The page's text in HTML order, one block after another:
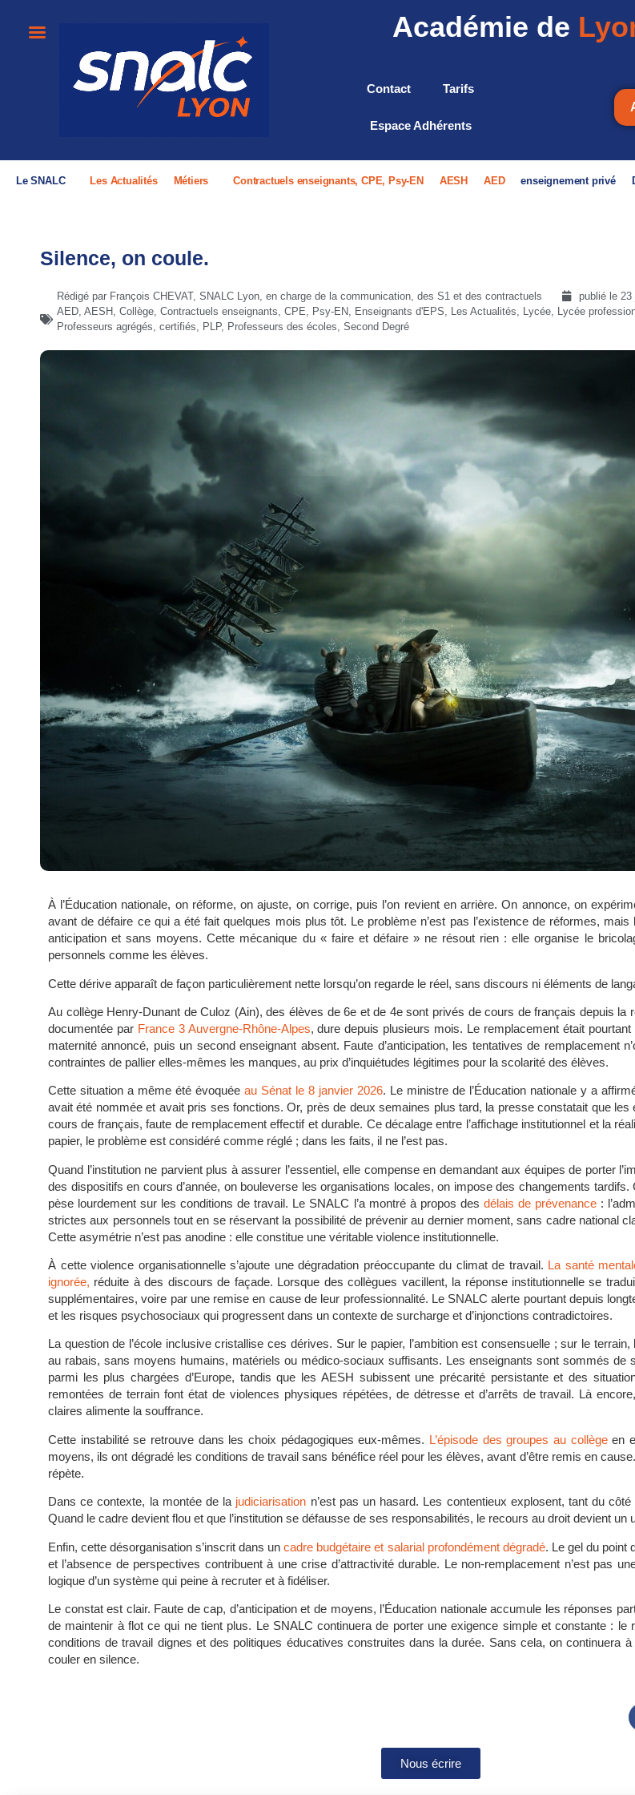
Académie de
Contact Tarifs
Espace Adhérents
Le SNALC Les Actualités Métiers Contractuels enseignants, CPE, Psy-EN AESH AED enseignement privé
Silence, on coule.
Rédigé par François CHEVAT, SNALC Lyon, en charge de la communication, des S1 et des contractuels publié le 23
AED, AESH , Collège, Contractuels enseignants, CPE, Psy-EN, Enseignants d'EPS, Les Actualités, Lycée, Lycée
Professeurs agrégés, certifiés, PLP, Professeurs des écoles, Second Degré
À l’Éducation nationale, on réforme, on ajuste, on corrige, puis l’on revient en arrière. On annonce, on
avant de défaire ce qui a été fait quelques mois plus tôt. Le problème n’est pas l’existence de réformes,
anticipation et sans moyens. Cette mécanique du « faire et défaire » ne résout rien : elle organise le
personnels comme les élèves.
Cette dérive apparaît de façon particulièrement nette lorsqu’on regarde le réel, sans discours ni éléments de
Au collège Henry-Dunant de Culoz (Ain), des élèves de 6e et de 4e sont privés de cours de français depuis la
documentée par France 3 Auvergne-Rhône-Alpes, dure depuis plusieurs mois. Le remplacement était
maternité annoncé, puis un second enseignant absent. Faute d’anticipation, les tentatives de remplacement
contraintes de pallier elles-mêmes les manques, au prix d’inquiétudes légitimes pour la scolarité des élèves.
Cette situation a même été évoquéeau Sénat le 8 janvier 2026. Le ministre de l’Éducation nationale y a
avait été nommée et avait pris ses fonctions. Or, près de deux semaines plus tard, la presse constatait que
cours de français, faute de remplacement effectif et durable. Ce décalage entre l’affichage institutionnel et la
papier, le problème est considéré comme réglé ; dans les faits, il ne l’est pas.
Quand l’institution ne parvient plus à assurer l’essentiel, elle compense en demandant aux équipes de porter
des dispositifs en cours d’année, on bouleverse les organisations locales, on impose des changements tardifs.
pèse lourdement sur les conditions de travail. Le SNALC l’a montré à propos des délais de prévenance:
strictes aux personnels tout en se réservant la possibilité de prévenir au dernier moment, sans cadre national
Cette asymétrie n’est pas anodine : elle constitue une véritable violence institutionnelle.
À cette violence organisationnelle s’ajoute une dégradation préoccupante du climat de travail. La santé
ignorée, réduite à des discours de façade. Lorsque des collègues vacillent, la réponse institutionnelle se
supplémentaires, voire par une remise en cause de leur professionnalité. Le SNALC alerte pourtant depuis
et les risques psychosociaux qui progressent dans un contexte de surcharge et d’injonctions contradictoires.
La question de l’école inclusive cristallise ces dérives. Sur le papier, l’ambition est consensuelle ; sur le
au rabais, sans moyens humains, matériels ou médico-sociaux suffisants. Les enseignants sont sommés de
parmi les plus chargées d’Europe, tandis que les AESH subissent une précarité persistante et des
remontées de terrain font état de violences physiques répétées, de détresse et d’arrêts de travail. Là
claires alimente la souffrance.
Cette instabilité se retrouve dans les choix pédagogiques eux-mêmes. L’épisode des groupes au collègeen
moyens, ils ont dégradé les conditions de travail sans bénéfice réel pour les élèves, avant d’être remis en
répète.
Dans ce contexte, la montée de la judiciarisation n’est pas un hasard. Les contentieux explosent, tant du
Quand le cadre devient flou et que l’institution se défausse de ses responsabilités, le recours au droit devient un
Enfin, cette désorganisation s’inscrit dans uncadre budgétaire et salarial profondément dégradé. Le gel du point
et l’absence de perspectives contribuent à une crise d’attractivité durable. Le non-remplacement n’est pas
logique d’un système qui peine à recruter et à fidéliser.
Le constat est clair. Faute de cap, d’anticipation et de moyens, l’Éducation nationale accumule les réponses
de maintenir à flot ce qui ne tient plus. Le SNALC continuera de porter une exigence simple et constante : le
conditions de travail dignes et des politiques éducatives construites dans la durée. Sans cela, on continuera
couler en silence.
Nous écrire